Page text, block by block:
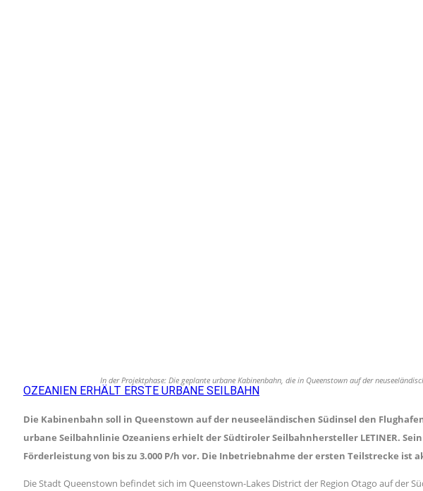
In der Projektphase: Die geplante urbane Kabinenbahn, die in Queenstown auf der
OZEANIEN ERHÄLT ERSTE URBANE SEILBAHN
Die Kabinenbahn soll in Queenstown auf der neuseeländischen Südinsel den
urbane Seilbahnlinie Ozeaniens erhielt der Südtiroler Seilbahnhersteller LETINER.
Förderleistung von bis zu 3.000 P/h vor. Die Inbetriebnahme der ersten Teilstrecke
Die Stadt Queenstown befindet sich im Queenstown-Lakes District der Region Otago auf der